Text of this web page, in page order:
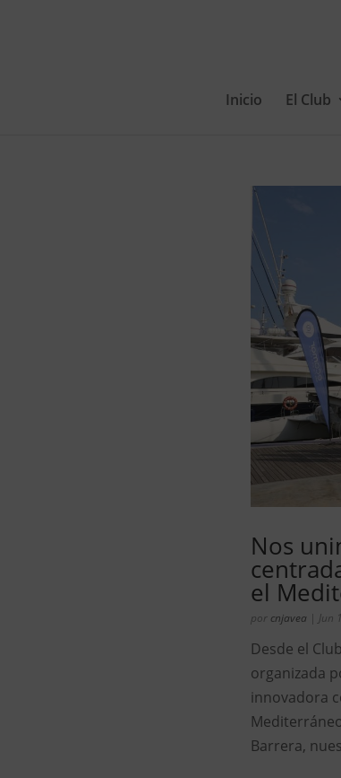
Inicio El Club
Nos
el
por cnjavea | Jun
Desde el
organizada
innovadora
Barrera,